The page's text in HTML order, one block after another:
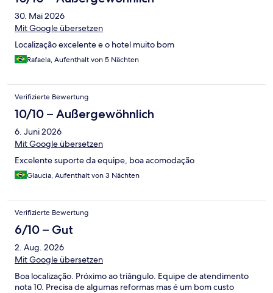
30. Mai 2026
Mit Google übersetzen
Localização excelente e o hotel muito bom
Rafaela, Aufenthalt von 5 Nächten
Verifizierte Bewertung
10/10 – Außergewöhnlich
6. Juni 2026
Mit Google übersetzen
Excelente suporte da equipe, boa acomodação
Glaucia, Aufenthalt von 3 Nächten
Verifizierte Bewertung
6/10 – Gut
2. Aug. 2026
Mit Google übersetzen
Boa localização. Próximo ao triângulo. Equipe de atendimento
nota 10. Precisa de algumas reformas mas é um bom custo